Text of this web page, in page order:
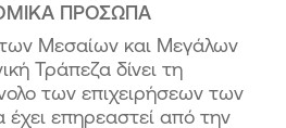
ΠΡΟΣΩΠΑ
των Μεσαίων και Μεγάλων
Τράπεζα δίνει τη
των επιχειρήσεων των
έχει επηρεαστεί από την